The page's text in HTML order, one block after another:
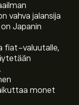
vahva jalansija
Japanin
fiat-valuutalle,
monet
hinta on